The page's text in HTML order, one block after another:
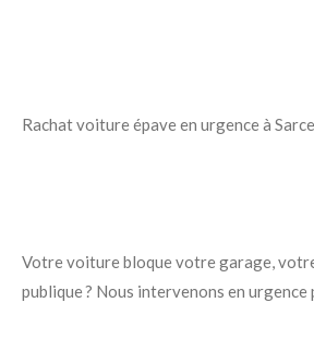
Rachat voiture épave en urgence à
Votre voiture bloque votre garage,
publique ? Nous intervenons en urgence